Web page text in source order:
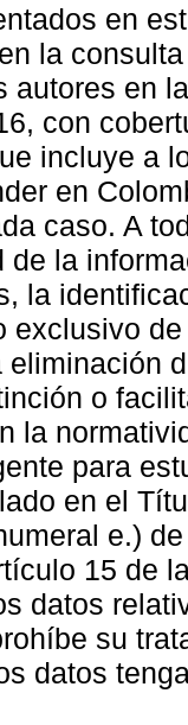
en
la
autores en
con
incluye a
en
caso. A
de la
la
exclusivo
eliminación
o
la
para
en el
e.)
15 de
datos
su
datos